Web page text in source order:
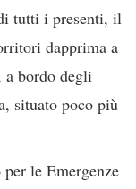
tutti i presenti, il
dapprima a
a bordo degli
situato poco più
le Emergenze